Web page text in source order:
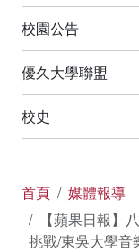
校園公告
優久大學聯盟
校史
首頁
媒體報導
【蘋果日報】
挑戰/東吳大學音